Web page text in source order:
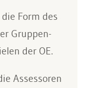
Form des
Gruppen-
der OE.
Assessoren